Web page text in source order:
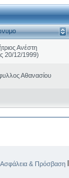
Ανέστη
20/12/1999)
Αθανασίου
Ασφάλεια & Πρόσβαση